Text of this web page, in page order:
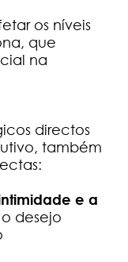
os níveis
que
na
directos
também
e a
desejo